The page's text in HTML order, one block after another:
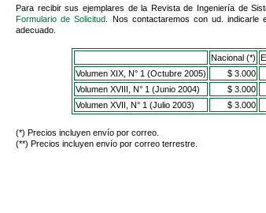
Para recibir sus ejemplares de la Revista de Ingeniería de
Formulario de Solicitud . Nos contactaremos con ud. indicarle
adecuado.
Nacional (*)
Volumen XIX, N° 1 (Octubre 2005)
$ 3.000
Volumen XVIII, N° 1 (Junio 2004)
$ 3.000
Volumen XVII, N° 1 (Julio 2003)
$ 3.000
(*) Precios incluyen envío por correo.
(**) Precios incluyen envío por correo terrestre.